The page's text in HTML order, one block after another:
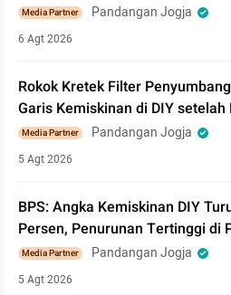
Media Partner Pandangan Jogja
6 Agt 2026
Rokok Kretek Filter
Garis Kemiskinan di DIY setelah
Media Partner Pandangan Jogja
5 Agt 2026
BPS: Angka Kemiskinan DIY
Persen, Penurunan Tertinggi di
Media Partner Pandangan Jogja
5 Agt 2026